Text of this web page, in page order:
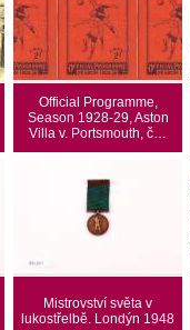
Official Programme,
Season 1928-29, Aston
Villa v. Portsmouth, č…
Mistrovství světa v
lukostřelbě. Londýn 1948